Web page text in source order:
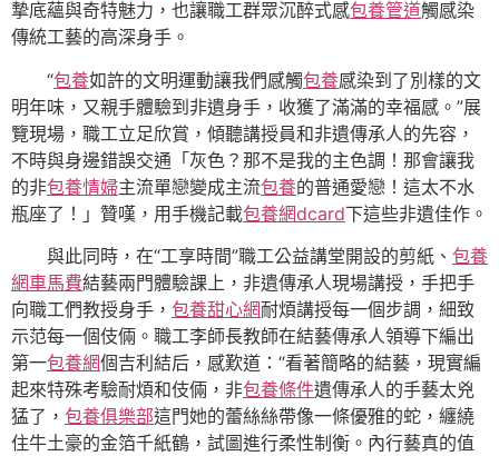
摯底蘊與奇特魅力，也讓職工群眾沉醉式感包養管道觸感染
傳統工藝的高深身手。
“包養如許的文明運動讓我們感觸包養感染到了別樣的文
明年味，又親手體驗到非遺身手，收獲了滿滿的幸福感。”展
覽現場，職工立足欣賞，傾聽講授員和非遺傳承人的先容，
不時與身邊錯誤交通「灰色？那不是我的主色調！那會讓我
的非包養情婦主流單戀變成主流包養的普通愛戀！這太不水
瓶座了！」贊嘆，用手機記載包養網dcard下這些非遺佳作。
與此同時，在“工享時間”職工公益講堂開設的剪紙、 包養
網車馬費結藝兩門體驗課上，非遺傳承人現場講授，手把手
向職工們教授身手， 包養甜心網耐煩講授每一個步調，細致
示范每一個伎倆。職工李師長教師在結藝傳承人領導下編出
第一包養網個吉利結后，感歎道：“看著簡略的結藝，現實編
起來特殊考驗耐煩和伎倆，非包養條件遺傳承人的手藝太兇
猛了， 包養俱樂部這門她的蕾絲絲帶像一條優雅的蛇，纏繞
住牛土豪的金箔千紙鶴，試圖進行柔性制衡。內行藝真的值